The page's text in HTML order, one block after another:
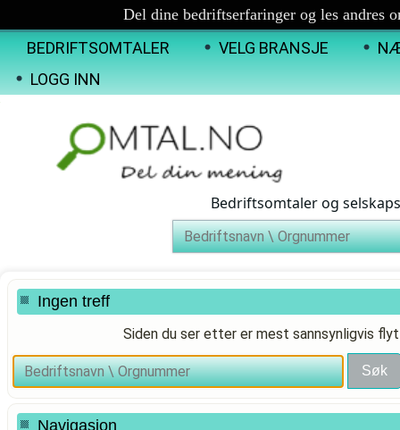
Del dine bedriftserfaringer og les andres
BEDRIFTSOMTALER VELG BRANSJE
LOGG INN
Bedriftsomtaler og
Ingen treff
Siden du ser etter er mest sannsynligvis
Navigasjon